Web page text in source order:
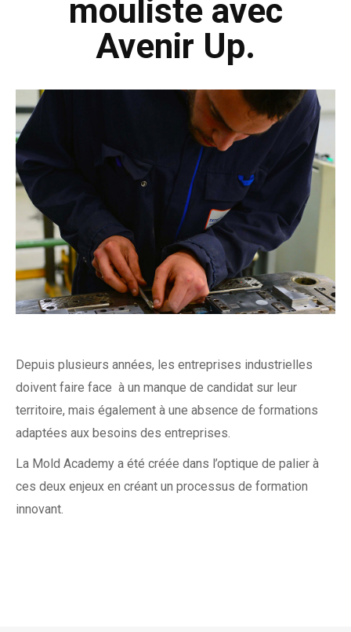
mouliste avec
Avenir Up.
Depuis plusieurs années, les entreprises industrielles
doivent faire face à un manque de candidat sur leur
territoire, mais également à une absence de formations
adaptées aux besoins des entreprises.
La Mold Academy a été créée dans l’optique de palier à
ces deux enjeux en créant un processus de formation
innovant.